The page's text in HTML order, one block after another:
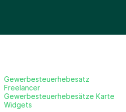
Gewerbesteuerhebesatz
Freelancer
Gewerbesteuerhebesätze Karte
Widgets